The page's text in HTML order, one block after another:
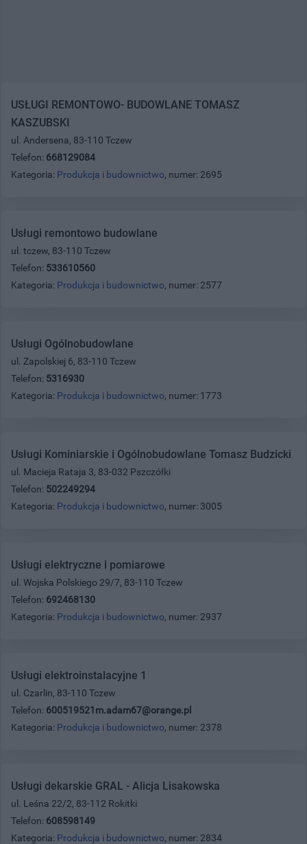
USŁUGI REMONTOWO- BUDOWLANE TOMASZ
KASZUBSKI
ul. Andersena, 83-110 Tczew
Telefon: 668129084
Kategoria: Produkcja i budownictwo, numer: 2695
Usługi remontowo budowlane
ul. tczew, 83-110 Tczew
Telefon: 533610560
Kategoria: Produkcja i budownictwo, numer: 2577
Usługi Ogólnobudowlane
ul. Zapolskiej 6, 83-110 Tczew
Telefon: 5316930
Kategoria: Produkcja i budownictwo, numer: 1773
Usługi Kominiarskie i Ogólnobudowlane Tomasz Budzicki
ul. Macieja Rataja 3, 83-032 Pszczółki
Telefon: 502249294
Kategoria: Produkcja i budownictwo, numer: 3005
Usługi elektryczne i pomiarowe
ul. Wojska Polskiego 29/7, 83-110 Tczew
Telefon: 692468130
Kategoria: Produkcja i budownictwo, numer: 2937
Usługi elektroinstalacyjne 1
ul. Czarlin, 83-110 Tczew
Telefon: 600519521m.adam67@orange.pl
Kategoria: Produkcja i budownictwo, numer: 2378
Usługi dekarskie GRAL - Alicja Lisakowska
ul. Leśna 22/2, 83-112 Rokitki
Telefon: 608598149
Kategoria: Produkcja i budownictwo, numer: 2834